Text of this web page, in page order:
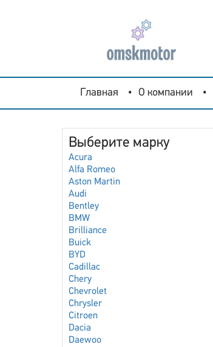
Главная О компании
Выберите марку
Acura
Alfa Romeo
Aston Martin
Audi
Bentley
BMW
Brilliance
Buick
BYD
Cadillac
Chery
Chevrolet
Chrysler
Citroen
Dacia
Daewoo